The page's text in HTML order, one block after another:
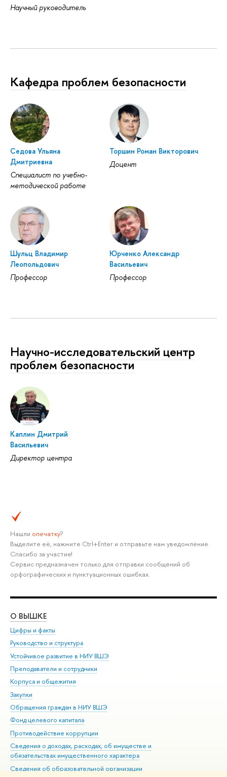
Научный руководитель
Кафедра проблем безопасности
Седова Ульяна
Дмитриевна
Специалист по учебно-
методической работе
Торшин Роман Викторович
Доцент
Шульц Владимир
Леопольдович
Профессор
Юрченко Александр
Васильевич
Профессор
Научно-исследовательский центр
проблем безопасности
Каплин Дмитрий
Васильевич
Директор центра
Нашли опечатку?
Выделите её, нажмите Ctrl+Enter и отправьте нам уведомление.
Спасибо за участие!
Сервис предназначен только для отправки сообщений об
орфографических и пунктуационных ошибках.
О ВЫШКЕ
Цифры и факты
Руководство и структура
Устойчивое развитие в НИУ ВШЭ
Преподаватели и сотрудники
Корпуса и общежития
Закупки
Обращения граждан в НИУ ВШЭ
Фонд целевого капитала
Противодействие коррупции
Сведения о доходах, расходах, об имуществе и
обязательствах имущественного характера
Сведения об образовательной организации